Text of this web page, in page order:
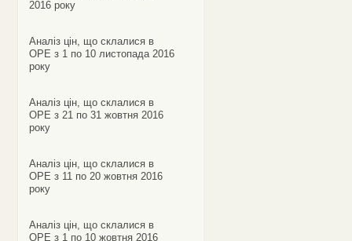
2016 року
Аналіз цін, що склалися в
ОРЕ з 1 по 10 листопада 2016
року
Аналіз цін, що склалися в
ОРЕ з 21 по 31 жовтня 2016
року
Аналіз цін, що склалися в
ОРЕ з 11 по 20 жовтня 2016
року
Аналіз цін, що склалися в
ОРЕ з 1 по 10 жовтня 2016